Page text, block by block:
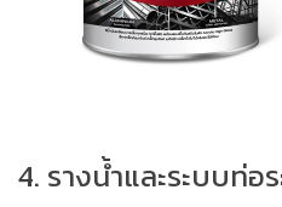
4. รางน้ำและระบบท่อ